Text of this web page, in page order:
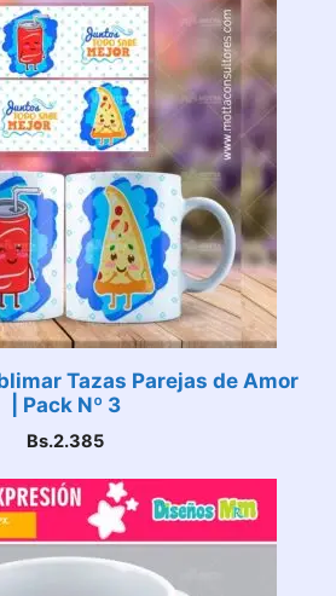
Tazas Parejas de Amor
| Pack Nº 3
Bs.2.385